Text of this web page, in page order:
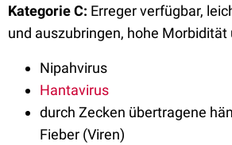
Kategorie C: Erreger verfügbar,
und auszubringen, hohe
Nipahvirus
Hantavirus
durch Zecken übertragene
Fieber (Viren)